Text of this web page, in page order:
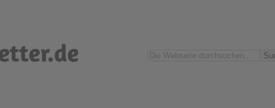
Suchen